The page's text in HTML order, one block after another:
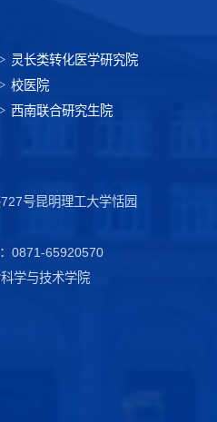
灵长类转化医学研究院
校医院
西南联合研究生院
号昆明理工大学恬园
0871-65920570
学与技术学院